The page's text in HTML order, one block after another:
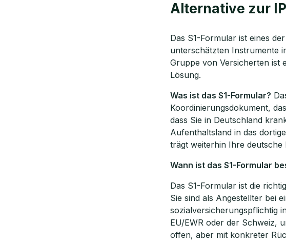
Alternative zur
Das S1-Formular ist eines
unterschätzten Instrumente
Gruppe von Versicherten ist
Lösung.
Was ist das S1-Formular?
Koordinierungsdokument,
dass Sie in Deutschland
Aufenthaltsland in das
trägt weiterhin Ihre deutsche
Wann ist das S1-Formular
Das S1-Formular ist die
Sie sind als Angestellter bei
sozialversicherungspflichtig
EU/EWR oder der Schweiz,
offen, aber mit konkreter
🗓️ Wählen Sie jetzt